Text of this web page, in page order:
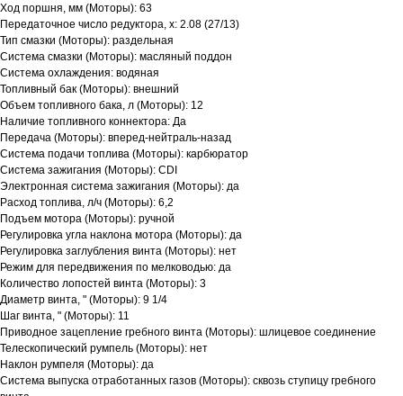
Ход поршня, мм (Моторы): 63
Передаточное число редуктора, х: 2.08 (27/13)
Тип смазки (Моторы): раздельная
Система смазки (Моторы): масляный поддон
Система охлаждения: водяная
Топливный бак (Моторы): внешний
Объем топливного бака, л (Моторы): 12
Наличие топливного коннектора: Да
Передача (Моторы): вперед-нейтраль-назад
Система подачи топлива (Моторы): карбюратор
Система зажигания (Моторы): CDI
Электронная система зажигания (Моторы): да
Расход топлива, л/ч (Моторы): 6,2
Подъем мотора (Моторы): ручной
Регулировка угла наклона мотора (Моторы): да
Регулировка заглубления винта (Моторы): нет
Режим для передвижения по мелководью: да
Количество лопостей винта (Моторы): 3
Диаметр винта, " (Моторы): 9 1/4
Шаг винта, " (Моторы): 11
Приводное зацепление гребного винта (Моторы): шлицевое соединение
Телескопический румпель (Моторы): нет
Наклон румпеля (Моторы): да
Система выпуска отработанных газов (Моторы): сквозь ступицу гребного
Контакты
ул. Четаева, д. 66А
ул. Ибрагимова, д. 63